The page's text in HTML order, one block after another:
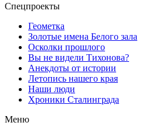
Спецпроекты
Геометка
Золотые имена Белого зала
Осколки прошлого
Вы не видели Тихонова?
Анекдоты от истории
Летопись нашего края
Наши люди
Хроники Сталинграда
Меню